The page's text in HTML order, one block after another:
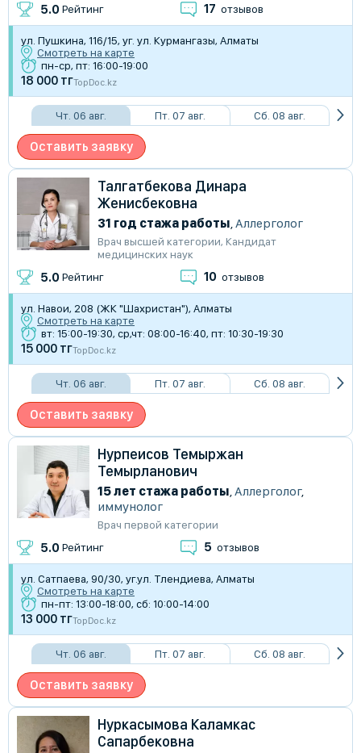
5.0 Рейтинг 17 отзывов
ул. Пушкина, 116/15, уг. ул. Курмангазы, Алматы
Смотреть на карте
пн-ср, пт: 16:00-19:00
18 000 тгTopDoc.kz
Чт. 06 авг. Пт. 07 авг. Сб. 08 авг.
Оставить заявку
Талгатбекова Динара
Женисбековна
31 год стажа работы,Аллерголог
Врач высшей категории, Кандидат
медицинских наук
5.0 Рейтинг 10 отзывов
ул. Навои, 208 (ЖК "Шахристан"), Алматы
Смотреть на карте
вт: 15:00-19:30, ср,чт: 08:00-16:40, пт: 10:30-19:30
15 000 тгTopDoc.kz
Чт. 06 авг. Пт. 07 авг. Сб. 08 авг.
Оставить заявку
Нурпеисов Темыржан
Темырланович
15 лет стажа работы,Аллерголог,
иммунолог
Врач первой категории
5.0 Рейтинг 5 отзывов
ул. Сатпаева, 90/30, уг.ул. Тлендиева, Алматы
Смотреть на карте
пн-пт: 13:00-18:00, сб: 10:00-14:00
13 000 тгTopDoc.kz
Чт. 06 авг. Пт. 07 авг. Сб. 08 авг.
Оставить заявку
Нуркасымова Каламкас
Сапарбековна